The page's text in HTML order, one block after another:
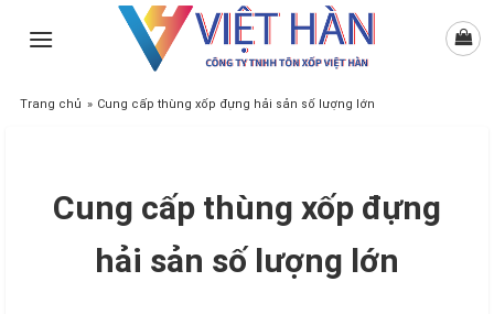
Trang chủ » Cung cấp thùng xốp đựng hải sản số lượng lớn
Cung cấp thùng xốp đựng
hải sản số lượng lớn